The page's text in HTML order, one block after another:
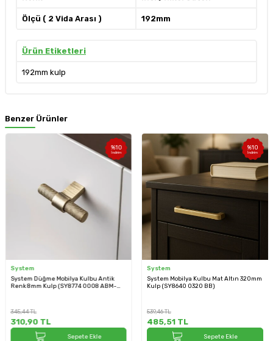
Ölçü ( 2 Vida Arası ) 192mm
Ürün Etiketleri
192mm kulp
Benzer Ürünler
%10
İndirim
System
System Düğme Mobilya Kulbu Antik
Renk 8mm Kulp (SY8774 0008 ABM-
345,44TL
310,90TL
Sepete Ekle
%10
İndirim
System
System Mobilya Kulbu Mat Altın 320mm
Kulp (SY8640 0320 BB)
539,46TL
485,51TL
Sepete Ekle